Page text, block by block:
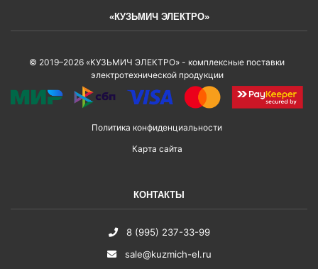
«КУЗЬМИЧ ЭЛЕКТРО»
© 2019–2026 «КУЗЬМИЧ ЭЛЕКТРО» - комплексные поставки
электротехнической продукции
Политика конфиденциальности
Карта сайта
КОНТАКТЫ
8 (995) 237-33-99
sale@kuzmich-el.ru